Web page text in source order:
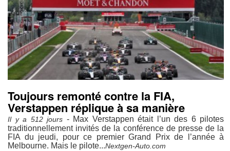
Toujours remonté contre la FIA,
Verstappen réplique à sa manière
Il y a 512 jours - Max Verstappen était l’un des 6 pilotes
traditionnellement invités de la conférence de presse de la
FIA du jeudi, pour ce premier Grand Prix de l’année à
Melbourne. Mais le pilote...Nextgen-Auto.com